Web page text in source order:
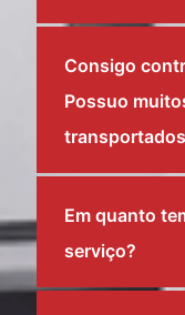
Consigo
Possuo
Em quanto
serviço?